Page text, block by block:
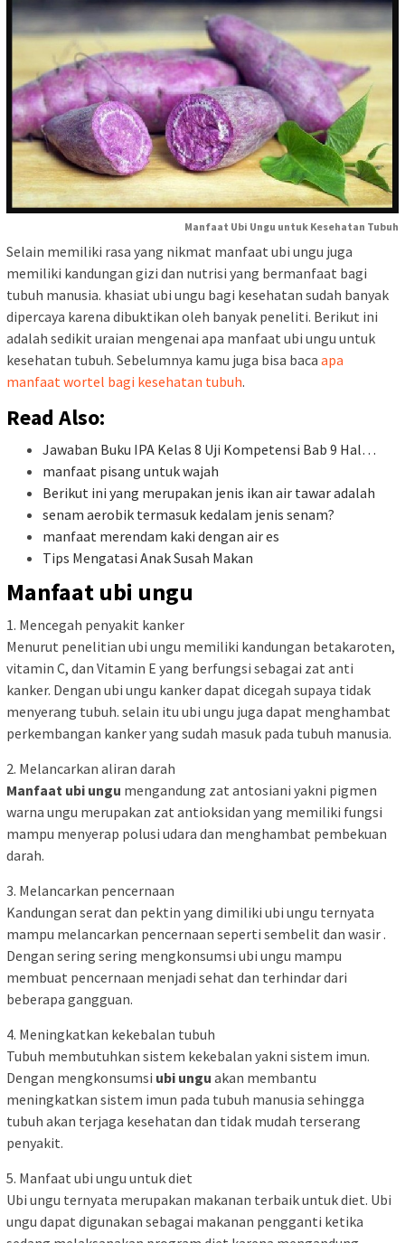
Manfaat Ubi Ungu untuk Kesehatan Tubuh
Selain memiliki rasa yang nikmat manfaat ubi ungu juga
memiliki kandungan gizi dan nutrisi yang bermanfaat bagi
tubuh manusia. khasiat ubi ungu bagi kesehatan sudah banyak
dipercaya karena dibuktikan oleh banyak peneliti. Berikut ini
adalah sedikit uraian mengenai apa manfaat ubi ungu untuk
kesehatan tubuh. Sebelumnya kamu juga bisa baca apa
manfaat wortel bagi kesehatan tubuh.
Read Also:
Jawaban Buku IPA Kelas 8 Uji Kompetensi Bab 9 Hal…
manfaat pisang untuk wajah
Berikut ini yang merupakan jenis ikan air tawar adalah
senam aerobik termasuk kedalam jenis senam?
manfaat merendam kaki dengan air es
Tips Mengatasi Anak Susah Makan
Manfaat ubi ungu
1. Mencegah penyakit kanker
Menurut penelitian ubi ungu memiliki kandungan betakaroten,
vitamin C, dan Vitamin E yang berfungsi sebagai zat anti
kanker. Dengan ubi ungu kanker dapat dicegah supaya tidak
menyerang tubuh. selain itu ubi ungu juga dapat menghambat
perkembangan kanker yang sudah masuk pada tubuh manusia.
2. Melancarkan aliran darah
Manfaat ubi ungu mengandung zat antosiani yakni pigmen
warna ungu merupakan zat antioksidan yang memiliki fungsi
mampu menyerap polusi udara dan menghambat pembekuan
darah.
3. Melancarkan pencernaan
Kandungan serat dan pektin yang dimiliki ubi ungu ternyata
mampu melancarkan pencernaan seperti sembelit dan wasir .
Dengan sering sering mengkonsumsi ubi ungu mampu
membuat pencernaan menjadi sehat dan terhindar dari
beberapa gangguan.
4. Meningkatkan kekebalan tubuh
Tubuh membutuhkan sistem kekebalan yakni sistem imun.
Dengan mengkonsumsi ubi ungu akan membantu
meningkatkan sistem imun pada tubuh manusia sehingga
tubuh akan terjaga kesehatan dan tidak mudah terserang
penyakit.
5. Manfaat ubi ungu untuk diet
Ubi ungu ternyata merupakan makanan terbaik untuk diet. Ubi
ungu dapat digunakan sebagai makanan pengganti ketika